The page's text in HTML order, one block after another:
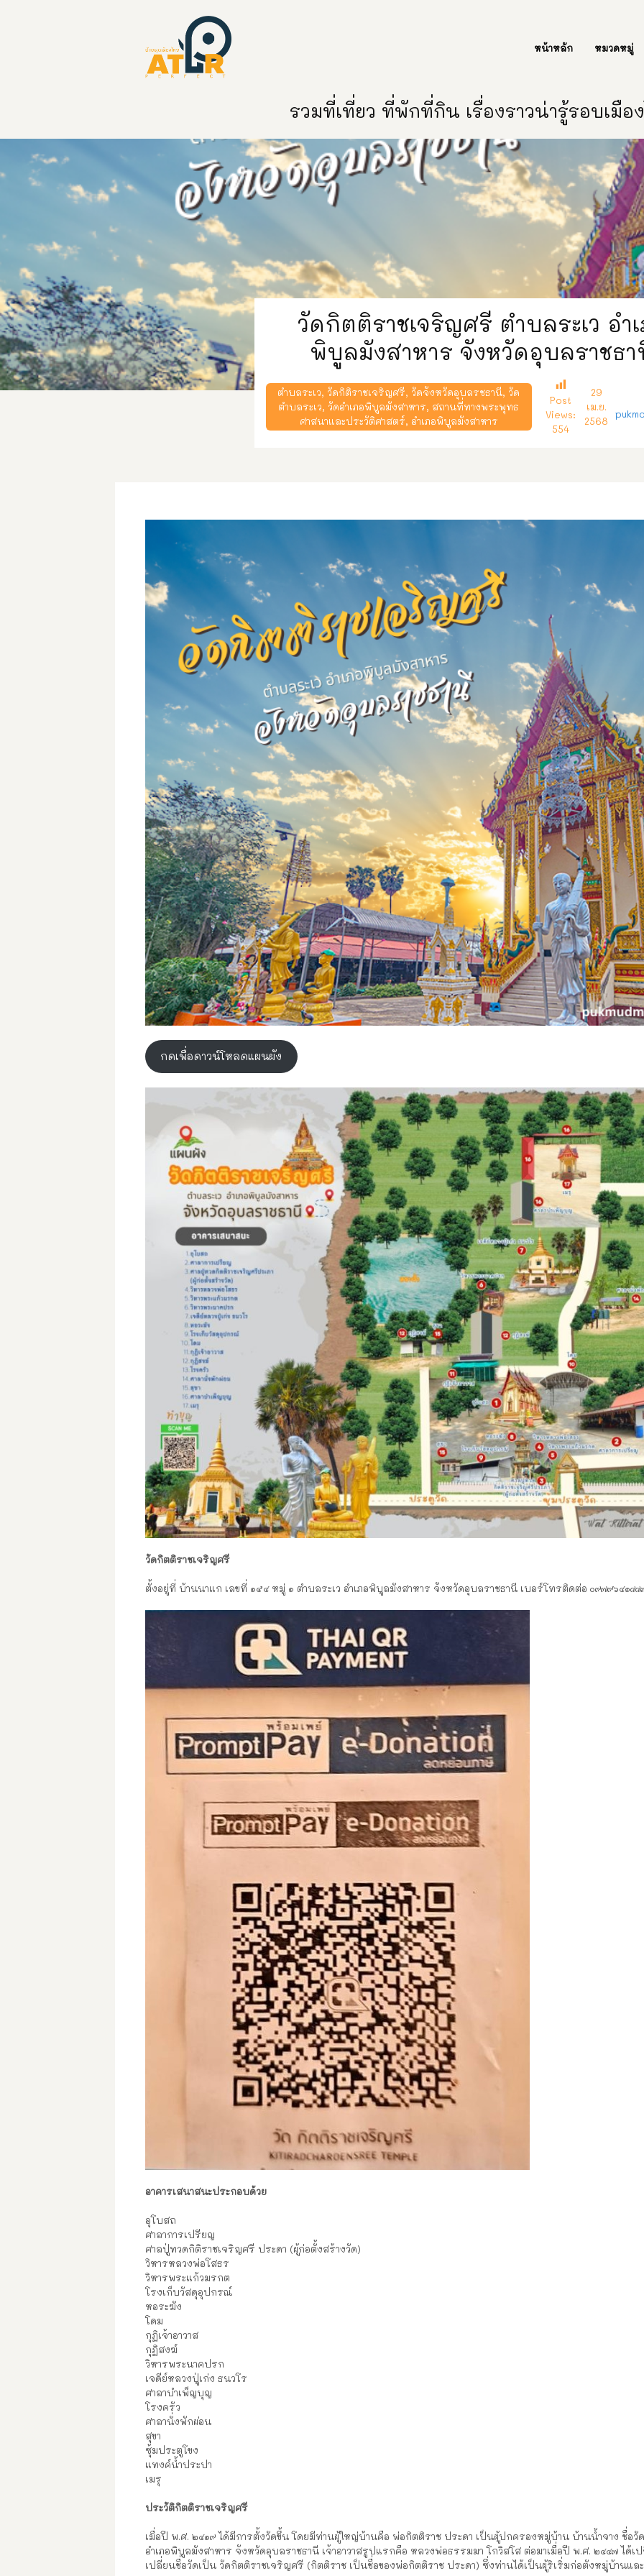
หน้าหลัก หมวดหมู่
รวมที่เที่ยว ที่พักที่กิน เรื่องราวน่ารู้รอบเมือ
วัดกิตติราชเจริญศรี ตำบลระเว อำ
พิบูลมังสาหาร จังหวัดอุบลราชธ
ตำบลระเว, วัดกิติราชเจริญศรี, วัดจังหวัดอุบลรชธานี, วัด
ตำบลระเว, วัดอำเภอพิบูลมังสาหาร, สถานที่ทางพระพุทธ
ศาสนาและประวัติศาสตร์, อำเภอพิบูลมังสาหาร
Post
Views:
554
29
เม.ย.
2568
กดเพื่อดาวน์โหลดแผนผัง
วัดกิตติราชเจริญศรี
ตั้งอยู่ที่ บ้านนาแก เลขที่ ๑๕๔ หมู่ ๑ ตำบลระเว อำเภอพิบูลมังสาหาร จังหวัดอุบลราชธานี เบอร์โทรติดต่อ ๐๙๗๙๖๔๑๘๘
อาคารเสนาสนะประกอบด้วย
อุโบสถ
ศาลาการเปรียญ
ศาลปู่ทวดกิติราชเจริญศรี ประดา (ผู้ก่อตั้งสร้างวัด)
วิหารหลวงพ่อโสธร
วิหารพระแก้วมรกต
โรงเก็บวัสดุอุปกรณ์
หอระฆัง
โดม
กุฏิเจ้าอาวาส
กุฏิสงฆ์
วิหารพระนาคปรก
เจดีย์หลวงปู่เก่ง ธนวโร
ศาลาบำเพ็ญบุญ
โรงครัว
ศาลานั่งพักผ่อน
สุขา
ซุ้มประตูโขง
แทงค์น้ำประปา
เมรุ
ประวัติกิตติราชเจริญศรี
เมื่อปี พ.ศ. ๒๔๑๙ ได้มีการตั้งวัดขึ้น โดยมีท่านผู้ใหญ่บ้านคือ พ่อกิตติราช ประดา เป็นผู้ปกครองหมู่บ้าน บ้านน้ำจาง ชื่อวั
อำเภอพิบูลมังสาหาร จังหวัดอุบลราชธานี เจ้าอาวาสรูปแรกคือ หลวงพ่อธรรมมา โกวิสโส ต่อมาเมื่อปี พ.ศ. ๒๔๔๗ ได้
เปลี่ยนชื่อวัดเป็น วัดกิตติราชเจริญศรี (กิตติราช เป็นชื่อของพ่อกิตติราช ประดา) ซึ่งท่านได้เป็นผู้ริเริ่มก่อตังหมู่บ้านแล